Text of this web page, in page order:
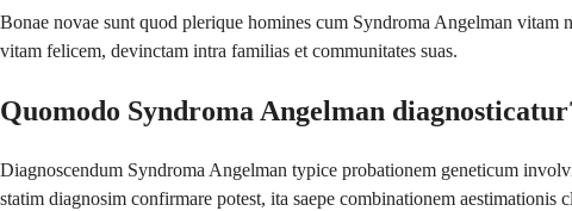
Bonae novae sunt quod plerique homines cum Syndroma Angelman
vitam felicem, devinctam intra familias et communitates suas.
Quomodo Syndroma Angelman
Diagnoscendum Syndroma Angelman typice probationem geneticum
statim diagnosim confirmare potest, ita saepe combinationem aestimationis